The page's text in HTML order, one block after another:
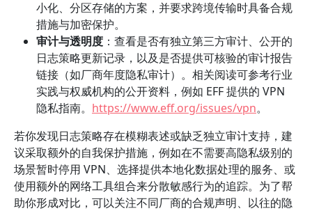
小化、分区存储的方案，并要求跨境传输时具备合规
措施与加密保护。
审计与透明度 ：查看是否有独立第三方审计、公开的
日志策略更新记录，以及是否提供可核验的审计报告
链接（如厂商年度隐私审计）。相关阅读可参考行业
实践与权威机构的公开资料，例如 EFF 提供的 VPN
隐私指南。 https://www.eff.org/issues/vpn。
若你发现日志策略存在模糊表述或缺乏独立审计支持，建
议采取额外的自我保护措施，例如在不需要高隐私级别的
场景暂时停用 VPN、选择提供本地化数据处理的服务、或
使用额外的网络工具组合来分散敏感行为的追踪。为了帮
助你形成对比，可以关注不同厂商的合规声明、以往的隐